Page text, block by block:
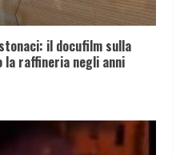
il docufilm sulla
raffineria negli anni